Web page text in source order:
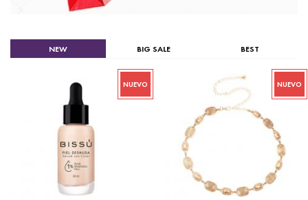
NEW BIG SALE BEST
NUEVO NUEVO